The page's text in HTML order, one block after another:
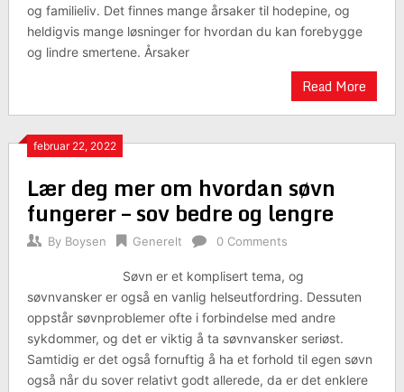
og familieliv. Det finnes mange årsaker til hodepine, og
heldigvis mange løsninger for hvordan du kan forebygge
og lindre smertene. Årsaker
Read More
februar 22, 2022
Lær deg mer om hvordan søvn
fungerer – sov bedre og lengre
By Boysen Generelt 0 Comments
Søvn er et komplisert tema, og
søvnvansker er også en vanlig helseutfordring. Dessuten
oppstår søvnproblemer ofte i forbindelse med andre
sykdommer, og det er viktig å ta søvnvansker seriøst.
Samtidig er det også fornuftig å ha et forhold til egen søvn
også når du sover relativt godt allerede, da er det enklere